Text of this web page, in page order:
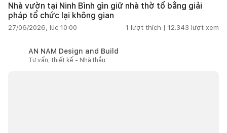
Nhà vườn tại Ninh Bình gìn giữ nhà thờ tổ bằng giải
pháp tổ chức lại không gian
27/06/2026, lúc 10:00 1 lượt thích | 12.343 lượt xem
AN NAM Design and Build
Tư vấn, thiết kế - Nhà thầu